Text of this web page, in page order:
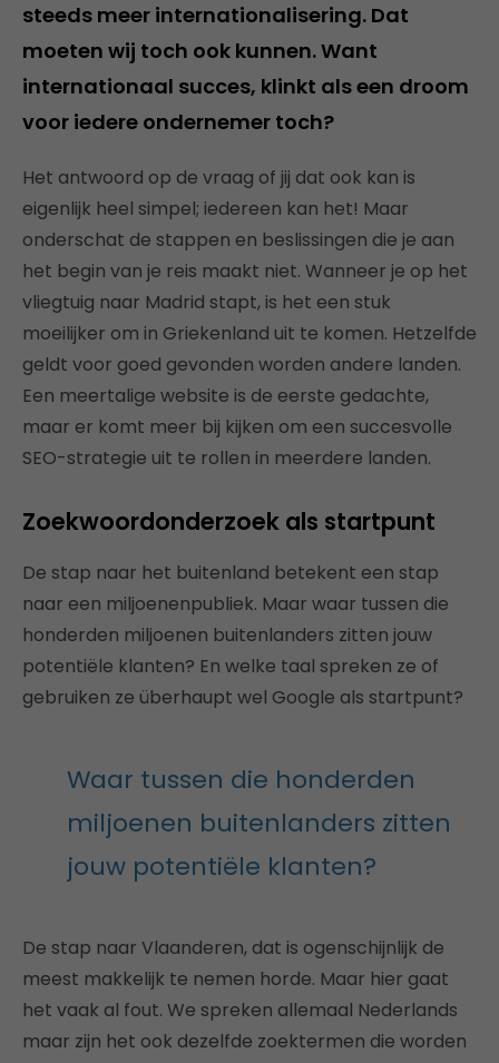
steeds meer internationalisering. Dat
moeten wij toch ook kunnen. Want
internationaal succes, klinkt als een droom
voor iedere ondernemer toch?
Het antwoord op de vraag of jij dat ook kan is
eigenlijk heel simpel; iedereen kan het! Maar
onderschat de stappen en beslissingen die je aan
het begin van je reis maakt niet. Wanneer je op het
vliegtuig naar Madrid stapt, is het een stuk
moeilijker om in Griekenland uit te komen. Hetzelfde
geldt voor goed gevonden worden andere landen.
Een meertalige website is de eerste gedachte,
maar er komt meer bij kijken om een succesvolle
SEO-strategie uit te rollen in meerdere landen.
Zoekwoordonderzoek als startpunt
De stap naar het buitenland betekent een stap
naar een miljoenenpubliek. Maar waar tussen die
honderden miljoenen buitenlanders zitten jouw
potentiële klanten? En welke taal spreken ze of
gebruiken ze überhaupt wel Google als startpunt?
Waar tussen die honderden
miljoenen buitenlanders zitten
jouw potentiële klanten?
De stap naar Vlaanderen, dat is ogenschijnlijk de
meest makkelijk te nemen horde. Maar hier gaat
het vaak al fout. We spreken allemaal Nederlands
maar zijn het ook dezelfde zoektermen die worden